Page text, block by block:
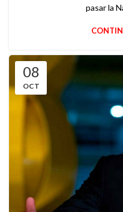
pasar la
08
OCT